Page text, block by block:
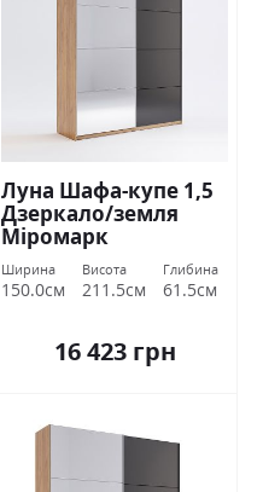
Луна Шафа-купе 1,5
Дзеркало/земля
Міромарк
Ширина
150.0см
Висота
211.5см
Глибина
61.5см
16 423 грн